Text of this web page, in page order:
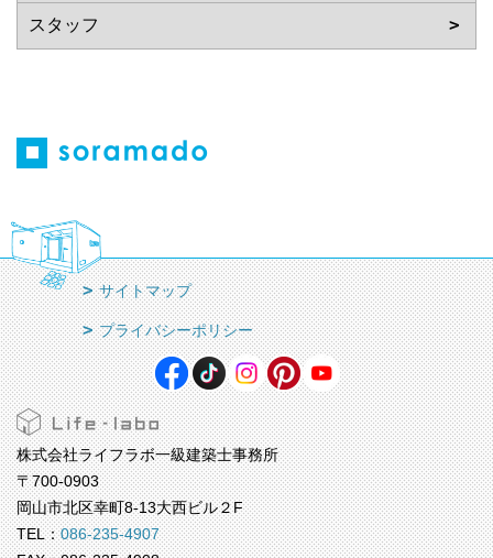
サイトマップ
プライバシーポリシー
株式会社ライフラボ一級建築士事務所
〒700-0903
岡山市北区幸町8-13大西ビル２F
TEL：086-235-4907